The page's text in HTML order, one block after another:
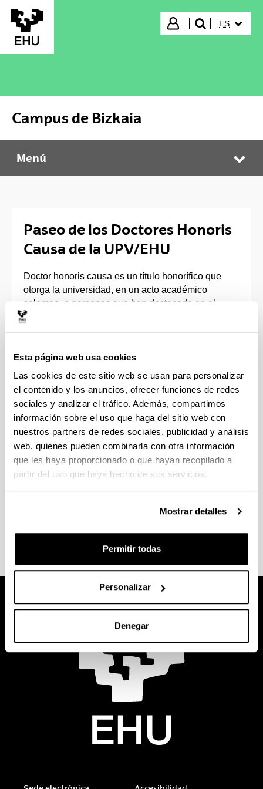
Esta página web usa cookies
Las cookies de este sitio web se usan para personalizar
el contenido y los anuncios, ofrecer funciones de redes
sociales y analizar el tráfico. Además, compartimos
información sobre el uso que haga del sitio web con
nuestros partners de redes sociales, publicidad y análisis
web, quienes pueden combinarla con otra información
que les haya proporcionado o que hayan recopilado a
partir del uso que haya hecho de sus servicios.
Mostrar detalles
Permitir todas
Personalizar
Denegar
Saltar al contenido principal
Iniciar sesión
buscar"
ES
Campus de Bizkaia
Campus de Bizkaia
Menú
Paseo de los Doctores Honoris
Causa de la UPV/EHU
Doctor honoris causa es un título honorífico que
otorga la universidad, en un acto académico
solemne, a personas que han destacado en el
mundo académico o científico, y que además tienen
una relación con la UPV/EHU.
En los últimos años, al acto académico del
nombramiento en si se ha incorporado el acto
simbólico de plantación de un árbol. Todos ellos
componen ahora la entrada por el vial norte al
Arboretum (entrada frente al Rectorado), formando
el Paseo de los Doctores Honoris Causa, y en el
podemos encontrar, entre otros, los arboles
plantados por las profesoras Carmen Reinhart y
María Vallet Regí (año 2013), Joseph E. Stiglitz
(2006) o Manuel Patarrollo (1999).
Ver nombramientos Honoris Causa por la